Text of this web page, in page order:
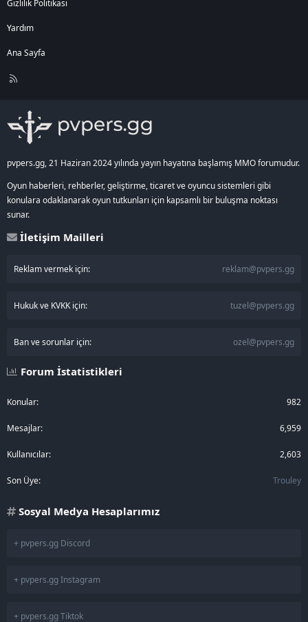
Gizlilik Politikası
Yardım
Ana Sayfa
R
pvpers.gg, 21 Haziran 2024 yılında yayın hayatına başlamış MMO forumudur.
Oyun haberleri, rehberler, geliştirme, ticaret ve oyuncu sistemleri gibi
konulara odaklanarak oyun tutkunları için kapsamlı bir buluşma noktası
sunar.
İletişim Mailleri
Reklam vermek için: reklam@pvpers.gg
Hukuk ve KVKK için: tuzel@pvpers.gg
Ban ve sorunlar için: ozel@pvpers.gg
Forum İstatistikleri
Konular 982
Mesajlar 6,959
Kullanıcılar 2,603
Son Üye Trouley
Sosyal Medya Hesaplarımız
+ pvpers.gg Discord
+ pvpers.gg Instagram
+ pvpers.gg Tiktok